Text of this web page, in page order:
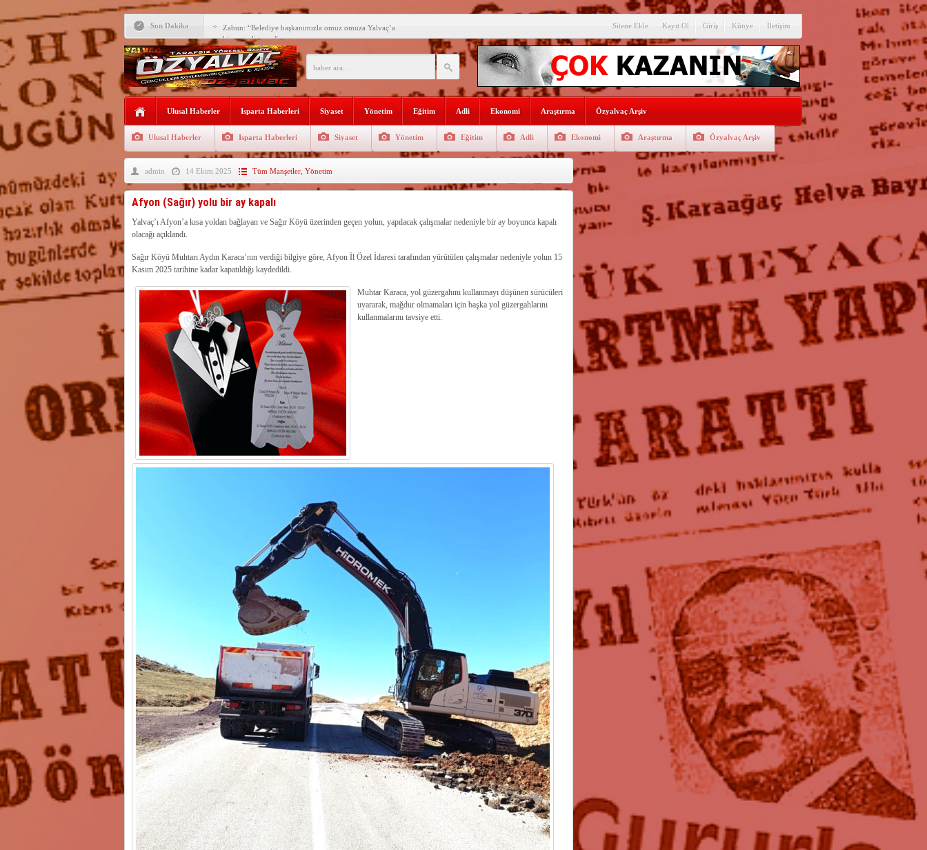
Son Dakika Zabun: “Belediye başkanımızla omuz omuza Yalvaç’a
hizmet ediyoruz”
Yeni öğretim yılı başlamadan ikili eğitime çözüm bulun
Yalvaç Festivali’ne görkemli açılış
Yalvaç’ta şimdi de Adliye Lojmanları yıkılıyor
Bir zamanlar Yalvaç, Ünlü Türk Ressamları Koleksiyonuna
Sahipti
Tunçbilek: “Ekmek Zammının Sorumlusu Fırıncı Değil,
Hükümettir”
Süreyya Sadi Bilgiç’ten Başkan Kodal’a ziyaret
Festivalde sünnet şöleni gerçekleştirildi
Sitene Ekle Kayıt Ol Giriş Künye İletişim
Ulusal Haberler Isparta Haberleri Siyaset Yönetim Eğitim Adli Ekonomi Araştırma Özyalvaç Arşiv
Ulusal Haberler Isparta Haberleri Siyaset Yönetim Eğitim Adli Ekonomi Araştırma Özyalvaç Arşiv
admin 14 Ekim 2025 Tüm Manşetler, Yönetim
Afyon (Sağır) yolu bir ay kapalı
Yalvaç’ı Afyon’a kısa yoldan bağlayan ve Sağır Köyü üzerinden geçen yolun, yapılacak çalışmalar nedeniyle bir ay boyunca kapalı
olacağı açıklandı.
Sağır Köyü Muhtarı Aydın Karaca’nın verdiği bilgiye göre, Afyon İl Özel İdaresi tarafından yürütülen çalışmalar nedeniyle yolun 15
Kasım 2025 tarihine kadar kapatıldığı kaydedildi.
Muhtar Karaca, yol güzergahını kullanmayı düşünen sürücüleri
uyararak, mağdur olmamaları için başka yol güzergahlarını
kullanmalarını tavsiye etti.